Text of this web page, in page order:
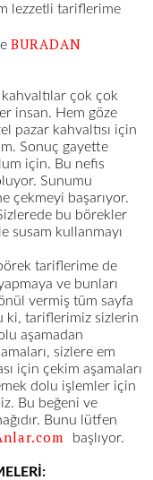
lezzetli tariflerime
BURADAN
çok çok
insan. Hem göze
pazar kahvaltısı için
Sonuç gayette
için. Bu nefis
Sunumu
çekmeyi başarıyor.
bu börekler
susam kullanmayı
tariflerime de
ve bunları
vermiş tüm sayfa
ki, tariflerimiz sizlerin
aşamadan
sizlere em
için çekim aşamaları
dolu işlemler için
Bu beğeni ve
Bunu lütfen
başlıyor.